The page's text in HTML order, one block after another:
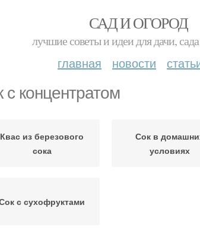
САД И ОГОРОД
лучшие советы и идеи для дачи,
главная новости
с концентратом
Квас из березового
сока
Сок в
условиях
с сухофруктами